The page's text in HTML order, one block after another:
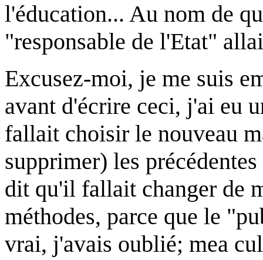
l'éducation... Au nom de
"responsable de l'Etat"
Excusez-moi, je me suis
avant d'écrire ceci, j'ai eu
fallait choisir le nouveau
supprimer) les
dit qu'il fallait changer de
méthodes, parce que le
vrai, j'avais oublié; mea